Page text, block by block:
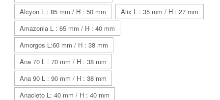
Alcyon L : 85 mm / H : 50 mm
Alix L : 35 mm / H : 27 mm
Amazonia L : 65 mm / H : 40 mm
Amorgos L:60 mm / H : 38 mm
Ana 70 L : 70 mm / H : 38 mm
Ana 90 L : 90 mm / H : 38 mm
Anacleto L: 40 mm / H : 40 mm